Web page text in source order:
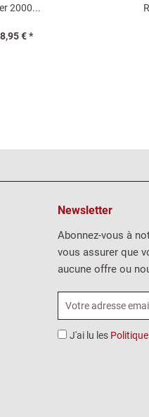
2000...
€ *
Newsletter
Abonnez-vous à
vous assurer que
aucune offre ou
J'ai lu les